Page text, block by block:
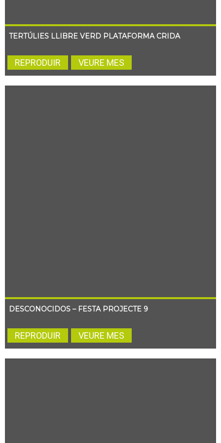
TERTÚLIES LLIBRE VERD PLATAFORMA CRIDA
REPRODUIR VEURE MES
DESCONOCIDOS – FESTA PROJECTE 9
REPRODUIR VEURE MES